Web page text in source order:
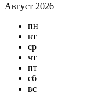
Август 2026
пн
вт
ср
чт
пт
сб
вс